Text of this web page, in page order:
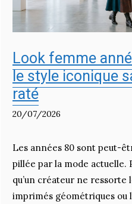
Look femme
le style iconique
raté
20/07/2026
Les années 80 sont peut-
pillée par la mode actuelle.
qu’un créateur ne ressorte
imprimés géométriques ou